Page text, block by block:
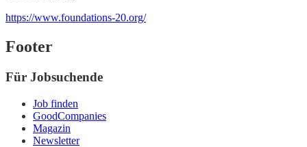
https://www.foundations-20.org/
Footer
Für Jobsuchende
Job finden
GoodCompanies
Magazin
Newsletter